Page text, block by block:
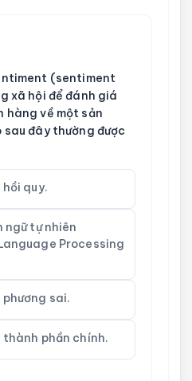
(sentiment
xã hội để đánh giá
hàng về một sản
sau đây thường được
quy.
ngữ tự nhiên
Processing
sai.
phần chính.